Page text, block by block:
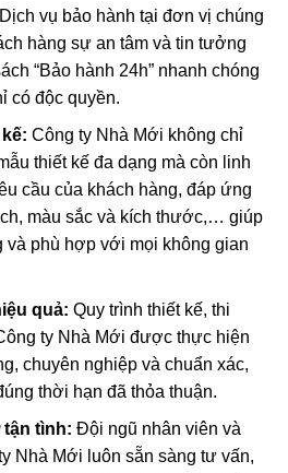
Dịch vụ bảo hành tại đơn vị chúng
hàng sự an tâm và tin tưởng
“Bảo hành 24h” nhanh chóng
có độc quyền.
Công ty Nhà Mới không chỉ
thiết kế đa dạng mà còn linh
cầu của khách hàng, đáp ứng
màu sắc và kích thước,… giúp
và phù hợp với mọi không gian
quả: Quy trình thiết kế, thi
ty Nhà Mới được thực hiện
chuyên nghiệp và chuẩn xác,
thời hạn đã thỏa thuận.
tận tình: Đội ngũ nhân viên và
Nhà Mới luôn sẵn sàng tư vấn,